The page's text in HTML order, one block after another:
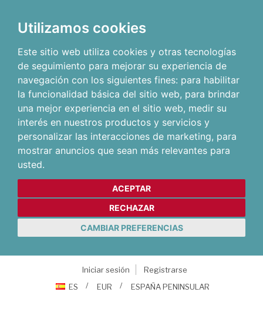
Utilizamos cookies
Este sitio web utiliza cookies y otras tecnologías
de seguimiento para mejorar su experiencia de
navegación con los siguientes fines: para habilitar
la funcionalidad básica del sitio web, para brindar
una mejor experiencia en el sitio web, medir su
interés en nuestros productos y servicios y
personalizar las interacciones de marketing, para
mostrar anuncios que sean más relevantes para
usted.
ACEPTAR
RECHAZAR
CAMBIAR PREFERENCIAS
Iniciar sesión
Registrarse
ES
EUR ESPAÑA PENINSULAR